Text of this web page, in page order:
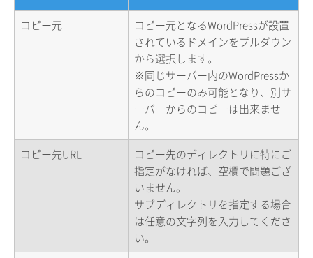
コピー元
コピー元となるWordPressが設置
されているドメインをプルダウン
から選択します。
※同じサーバー内のWordPressか
らのコピーのみ可能となり、別サ
ーバーからのコピーは出来ませ
ん。
コピー先URL
コピー先のディレクトリに特にご
指定がなければ、空欄で問題ござ
いません。
サブディレクトリを指定する場合
は任意の文字列を入力してくださ
い。